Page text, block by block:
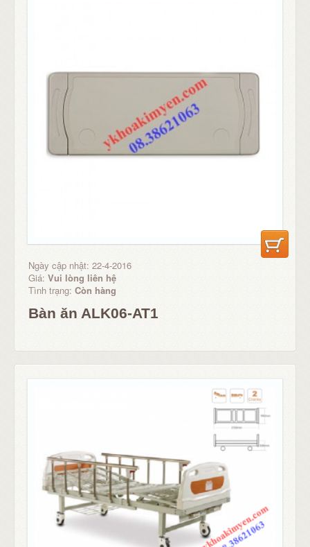
Ngày cập nhật: 22-4-2016
Giá: Vui lòng liên hệ
Tình trạng: Còn hàng
Bàn ăn ALK06-AT1